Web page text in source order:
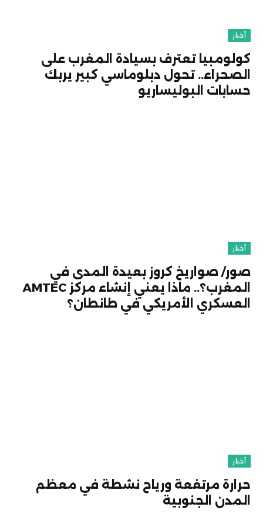
أخبار
كولومبيا تعترف بسيادة المغرب على
الصحراء.. تحول دبلوماسي كبير يربك
حسابات البوليساريو
أخبار
صور/ صواريخ كروز بعيدة المدى في
المغرب؟.. ماذا يعني إنشاء مركز AMTEC
العسكري الأمريكي في طانطان؟
أخبار
حرارة مرتفعة ورياح نشطة في معظم
المدن الجنوبية